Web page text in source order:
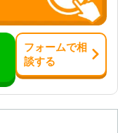
フォームで相
談する